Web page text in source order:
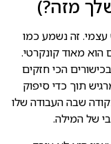
מזה?)
עצמי. זה נשמע כמו
מאוד קונקרטי.
הכי חזקים
תוך כדי סיפוק
שבה העבודה שלו
של המילה.